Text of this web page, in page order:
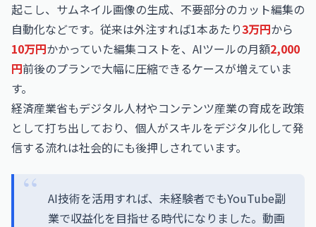
起こし、サムネイル画像の生成、不要部分のカット編集の
自動化などです。従来は外注すれば1本あたり3万円から
10万円かかっていた編集コストを、AIツールの月額2,000
円前後のプランで大幅に圧縮できるケースが増えていま
す。
経済産業省もデジタル人材やコンテンツ産業の育成を政策
として打ち出しており、個人がスキルをデジタル化して発
信する流れは社会的にも後押しされています。
AI技術を活用すれば、未経験者でもYouTube副
業で収益化を目指せる時代になりました。動画